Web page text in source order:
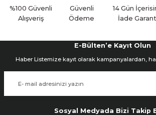
Yorum Yaz
%100 Güvenli
Alışveriş
Güvenli
Ödeme
14 Gün
İade
E-Bülten’e Kayıt Olun
Haber Listemize kayıt olarak kampanyalardan,
Sosyal Medyada Bizi Takip